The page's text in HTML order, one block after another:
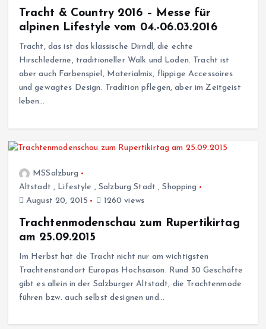
Tracht & Country 2016 – Messe für
alpinen Lifestyle vom 04.-06.03.2016
Tracht, das ist das klassische Dirndl, die echte
Hirschlederne, traditioneller Walk und Loden. Tracht ist
aber auch Farbenspiel, Materialmix, flippige Accessoires
und gewagtes Design. Tradition pflegen, aber im Zeitgeist
leben…
MSSalzburg
Altstadt , Lifestyle , Salzburg Stadt ,Shopping
August 20, 2015
1260 views
Trachtenmodenschau zum Rupertikirtag
am 25.09.2015
Im Herbst hat die Tracht nicht nur am wichtigsten
Trachtenstandort Europas Hochsaison. Rund 30 Geschäfte
gibt es allein in der Salzburger Altstadt, die Trachtenmode
führen bzw. auch selbst designen und…